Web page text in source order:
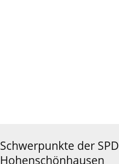
Schwerpunkte der SPD
Hohenschönhausen